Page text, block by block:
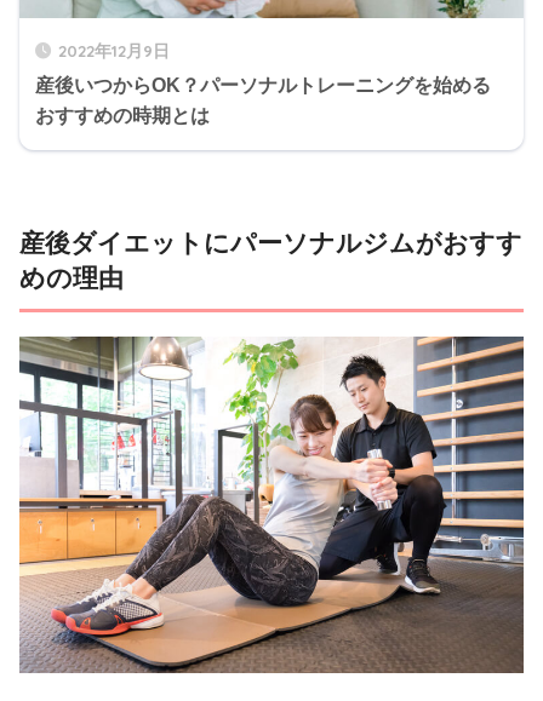
2022年12月9日
産後いつからOK？パーソナルトレーニングを始める
おすすめの時期とは
産後ダイエットにパーソナルジムがおすす
めの理由